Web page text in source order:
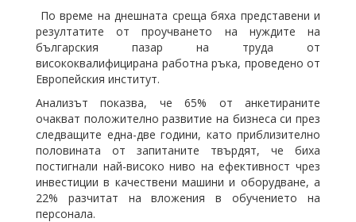
По време на днешната среща бяха представени и
резултатите от проучването на нуждите на
българския пазар на труда от
висококвалифицирана работна ръка, проведено от
Европейския институт.
Анализът показва, че 65% от анкетираните
очакват положително развитие на бизнеса си през
следващите една-две години, като приблизително
половината от запитаните твърдят, че биха
постигнали най-високо ниво на ефективност чрез
инвестиции в качествени машини и оборудване, а
22% разчитат на вложения в обучението на
персонала.